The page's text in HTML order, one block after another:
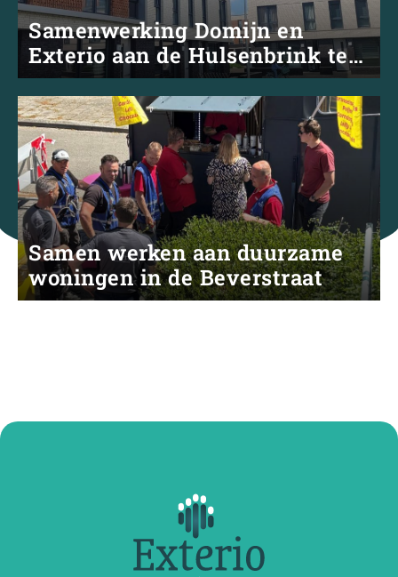
Samenwerking Domijn en
Exterio aan de Hulsenbrink te
Enschede
Samen werken aan duurzame
woningen in de Beverstraat